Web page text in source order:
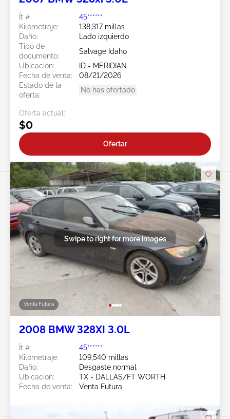
Ít #:
45******
Kilometraje:
138,317 millas
Daño:
Lado izquierdo
Tipo de
documento:
Salvage Idaho
Ubicación:
ID - MERIDIAN
Fecha de venta:
08/21/2026
Estado de la
oferta:
No has ofertado
Oferta actual:
$0
Ofertar
Venta Futura
Swipe to right for more images
2008 BMW 328XI 3.0L
Ít #:
45******
Kilometraje:
109,540 millas
Daño:
Desgaste normal
Ubicación:
TX - DALLAS/FT WORTH
Fecha de venta:
Venta Futura